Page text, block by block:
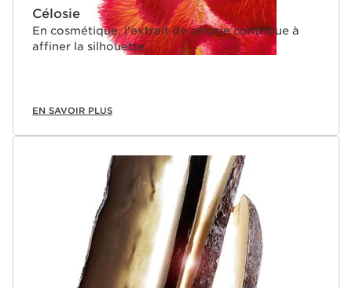
Célosie
En cosmétique, l'extrait de célosie contribue à
affiner la silhouette.
EN SAVOIR PLUS